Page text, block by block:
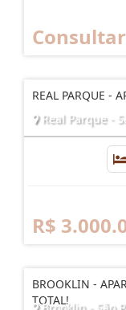
Consultar
REAL PARQUE -
Real Parque -
R$
BROOKLIN -
TOTAL!